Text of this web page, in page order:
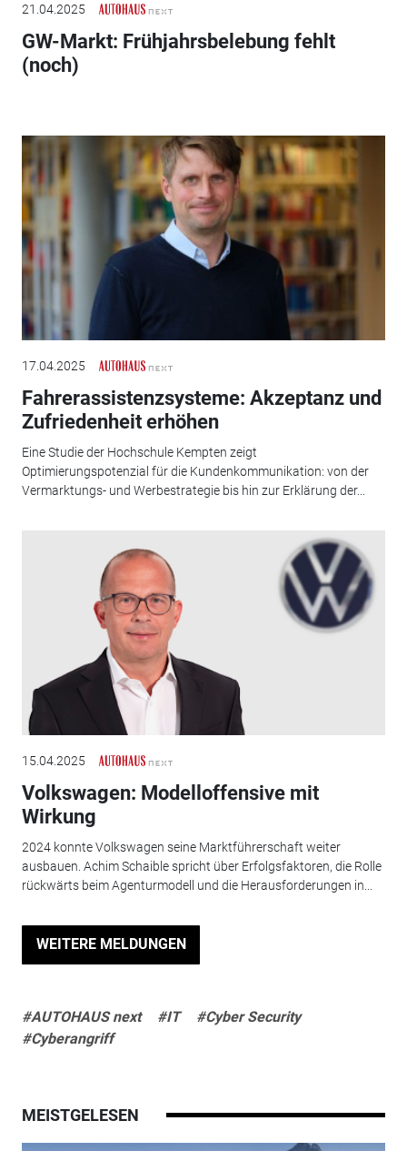
21.04.2025
GW-Markt: Frühjahrsbelebung fehlt
(noch)
17.04.2025
Fahrerassistenzsysteme: Akzeptanz und
Zufriedenheit erhöhen
Eine Studie der Hochschule Kempten zeigt
Optimierungspotenzial für die Kundenkommunikation: von der
Vermarktungs- und ­Werbestrategie bis hin zur Erklärung der...
15.04.2025
Volkswagen: Modelloffensive mit
Wirkung
2024 konnte Volkswagen seine Marktführerschaft weiter
ausbauen. Achim Schaible spricht über Erfolgsfaktoren, die Rolle
rückwärts beim Agenturmodell und die Herausforderungen in...
WEITERE MELDUNGEN
#AUTOHAUS next #IT
#Cyber Security
#Cyberangriff
MEISTGELESEN